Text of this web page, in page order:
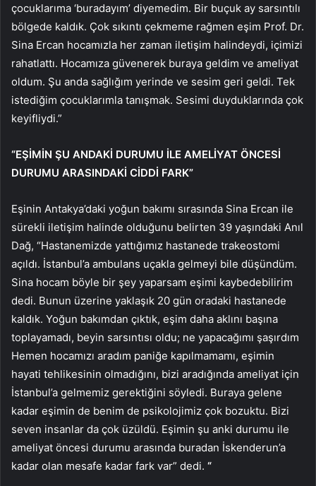
çocuklarıma ‘buradayım’ diyemedim. Bir buçuk ay sarsıntılı
bölgede kaldık. Çok sıkıntı çekmeme rağmen eşim Prof. Dr.
Sina Ercan hocamızla her zaman iletişim halindeydi, içimizi
rahatlattı. Hocamıza güvenerek buraya geldim ve ameliyat
oldum. Şu anda sağlığım yerinde ve sesim geri geldi. Tek
istediğim çocuklarımla tanışmak. Sesimi duyduklarında çok
keyifliydi.”
“EŞİMİN ŞU ANDAKİ DURUMU İLE AMELİYAT ÖNCESİ
DURUMU ARASINDAKİ CİDDİ FARK”
Eşinin Antakya’daki yoğun bakımı sırasında Sina Ercan ile
sürekli iletişim halinde olduğunu belirten 39 yaşındaki Anıl
Dağ, “Hastanemizde yattığımız hastanede trakeostomi
açıldı. İstanbul’a ambulans uçakla gelmeyi bile düşündüm.
Sina hocam böyle bir şey yaparsam eşimi kaybedebilirim
dedi. Bunun üzerine yaklaşık 20 gün oradaki hastanede
kaldık. Yoğun bakımdan çıktık, eşim daha aklını başına
toplayamadı, beyin sarsıntısı oldu; ne yapacağımı şaşırdım
Hemen hocamızı aradım paniğe kapılmamamı, eşimin
hayati tehlikesinin olmadığını, bizi aradığında ameliyat için
İstanbul’a gelmemiz gerektiğini söyledi. Buraya gelene
kadar eşimin de benim de psikolojimiz çok bozuktu. Bizi
seven insanlar da çok üzüldü. Eşimin şu anki durumu ile
ameliyat öncesi durumu arasında buradan İskenderun’a
kadar olan mesafe kadar fark var” dedi. “